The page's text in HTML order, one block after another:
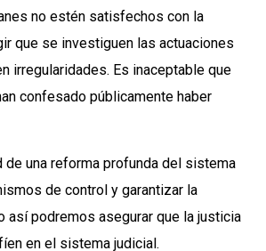
no estén satisfechos con la
que se investiguen las actuaciones
irregularidades. Es inaceptable que
confesado públicamente haber
una reforma profunda del sistema
de control y garantizar la
así podremos asegurar que la justicia
en el sistema judicial.